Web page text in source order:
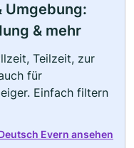
Umgebung:
& mehr
Teilzeit, zur
für
Einfach filtern
Evern ansehen